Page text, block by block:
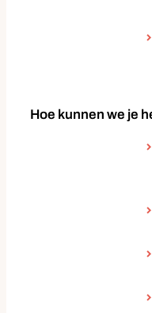
Hoe kunnen we je